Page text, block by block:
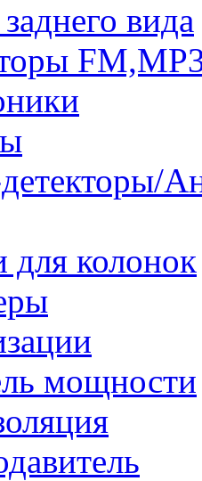
вида
для колонок
мощности